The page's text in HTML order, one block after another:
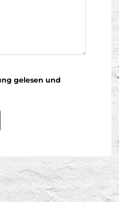
gelesen und